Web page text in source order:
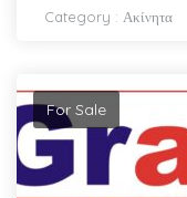
Category : Ακίνητα
For Sale